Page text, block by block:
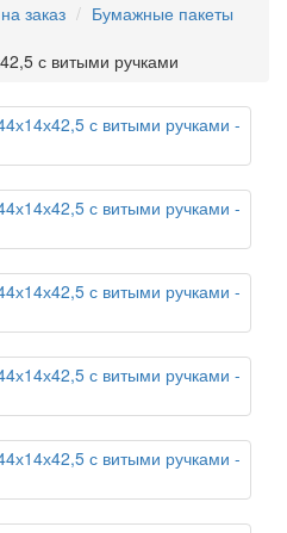
заказ
Бумажные пакеты
с витыми ручками